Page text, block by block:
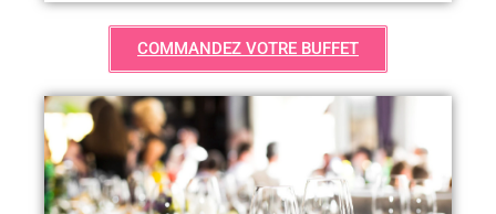
COMMANDEZ VOTRE BUFFET